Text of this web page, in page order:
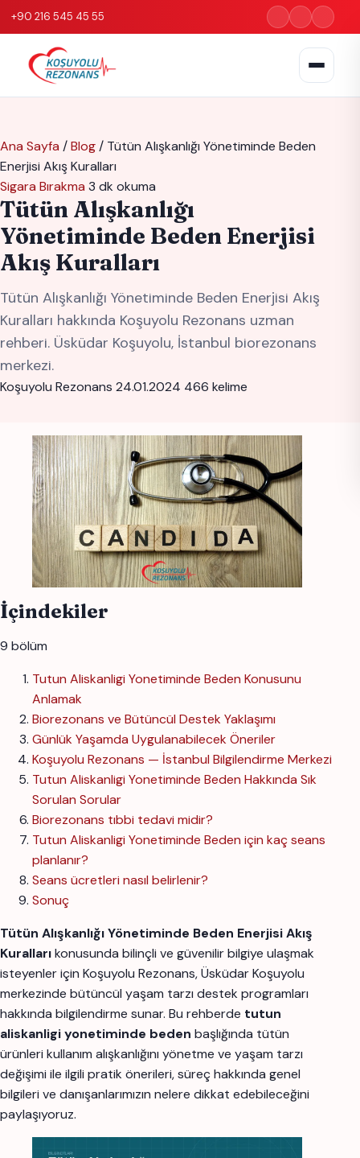
+90 216 545 45 55
Ana Sayfa /Blog/ Tütün Alışkanlığı Yönetiminde Beden
Enerjisi Akış Kuralları
Sigara Bırakma 3 dk okuma
Tütün Alışkanlığı
Yönetiminde Beden Enerjisi
Akış Kuralları
Tütün Alışkanlığı Yönetiminde Beden Enerjisi Akış
Kuralları hakkında Koşuyolu Rezonans uzman
rehberi. Üsküdar Koşuyolu, İstanbul biorezonans
merkezi.
Koşuyolu Rezonans 24.01.2024 466 kelime
İçindekiler
9 bölüm
Tutun Aliskanligi Yonetiminde Beden Konusunu
Anlamak
Biorezonans ve Bütüncül Destek Yaklaşımı
Günlük Yaşamda Uygulanabilecek Öneriler
Koşuyolu Rezonans — İstanbul Bilgilendirme Merkezi
Tutun Aliskanligi Yonetiminde Beden Hakkında Sık
Sorulan Sorular
Biorezonans tıbbi tedavi midir?
Tutun Aliskanligi Yonetiminde Beden için kaç seans
planlanır?
Seans ücretleri nasıl belirlenir?
Sonuç
Tütün Alışkanlığı Yönetiminde Beden Enerjisi Akış
Kurallarıkonusunda bilinçli ve güvenilir bilgiye ulaşmak
isteyenler için Koşuyolu Rezonans, Üsküdar Koşuyolu
merkezinde bütüncül yaşam tarzı destek programları
hakkında bilgilendirme sunar. Bu rehberde tutun
aliskanligi yonetiminde beden başlığında tütün
ürünleri kullanım alışkanlığını yönetme ve yaşam tarzı
değişimi ile ilgili pratik önerileri, süreç hakkında genel
bilgileri ve danışanlarımızın nelere dikkat edebileceğini
paylaşıyoruz.